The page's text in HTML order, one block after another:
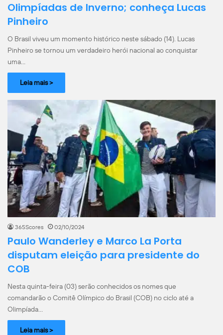
Olimpíadas de Inverno; conheça Lucas
Pinheiro
O Brasil viveu um momento histórico neste sábado (14). Lucas
Pinheiro se tornou um verdadeiro herói nacional ao conquistar
uma…
Leia mais >
365Scores 02/10/2024
Paulo Wanderley e Marco La Porta
disputam eleição para presidente do
COB
Nesta quinta-feira (03) serão conhecidos os nomes que
comandarão o Comitê Olímpico do Brasil (COB) no ciclo até a
Olimpíada…
Leia mais >